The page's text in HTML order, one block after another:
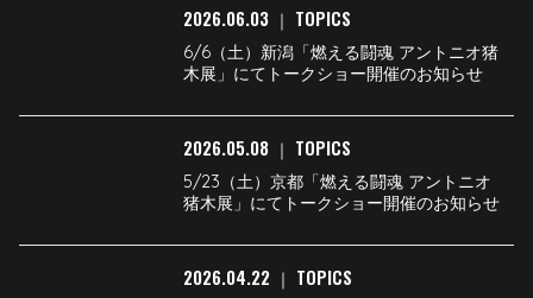
2026.06.03｜ TOPICS
6/6（土）新潟「燃える闘魂 アントニオ猪
木展」にてトークショー開催のお知らせ
2026.05.08｜ TOPICS
5/23（土）京都「燃える闘魂 アントニオ
猪木展」にてトークショー開催のお知らせ
2026.04.22 ｜ TOPICS